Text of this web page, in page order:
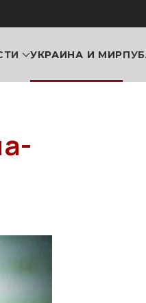
УКРАИНА И МИР